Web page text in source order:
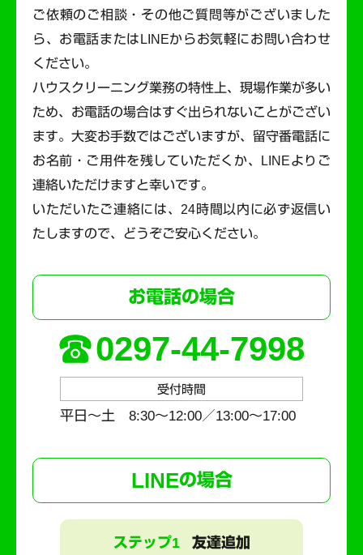
ご依頼のご相談・その他ご質問等がございました
ら、お電話またはLINEからお気軽にお問い合わせ
ください。
ハウスクリーニング業務の特性上、現場作業が多い
ため、お電話の場合はすぐ出られないことがござい
ます。 大変お手数ではございますが、留守番電話に
お名前・ご用件を残していただくか、LINEよりご
連絡いただけますと幸いです。
いただいたご連絡には、24時間以内に必ず返信い
たしますので、どうぞご安心ください。
お電話の場合
0297-44-7998
受付時間
平日～土 8:30〜12:00／13:00〜17:00
LINEの場合
ステップ1 友達追加